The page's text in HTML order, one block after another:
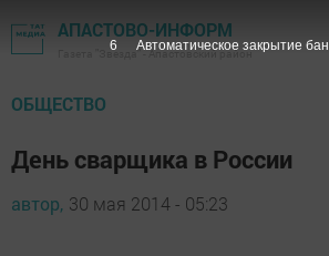
АПАСТОВО-ИНФОРМ
Газета "Звезда" - Апастовский район
ОБЩЕСТВО
День сварщика в России
автор, 30 мая 2014 - 05:23
5 Автоматическое закрытие